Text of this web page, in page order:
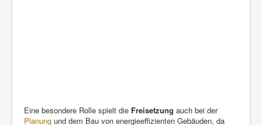
Eine besondere Rolle spielt die Freisetzung auch bei der
Planung und dem Bau von energieeffizienten Gebäuden, da